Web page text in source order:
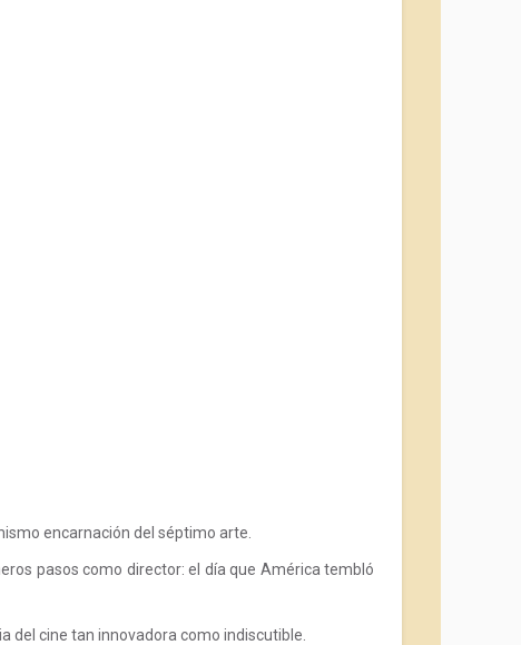
encarnación del séptimo arte.
pasos como director: el día que América tembló
del cine tan innovadora como indiscutible.